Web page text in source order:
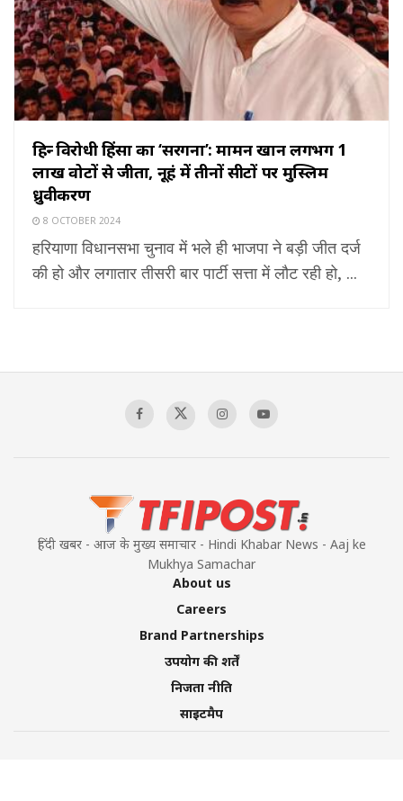
हिन्दू विरोधी हिंसा का ‘सरगना’: मामन खान लगभग 1
लाख वोटों से जीता, नूहं में तीनों सीटों पर मुस्लिम
ध्रुवीकरण
8 OCTOBER 2024
हरियाणा विधानसभा चुनाव में भले ही भाजपा ने बड़ी जीत दर्ज
की हो और लगातार तीसरी बार पार्टी सत्ता में लौट रही हो, ...
हिंदी खबर - आज के मुख्य समाचार - Hindi Khabar News - Aaj ke
Mukhya Samachar
About us
Careers
Brand Partnerships
उपयोग की शर्तें
निजता नीति
साइटमैप